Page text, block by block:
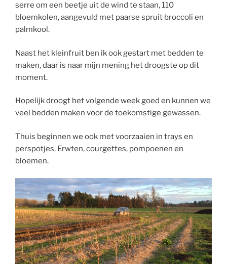
serre om een beetje uit de wind te staan, 110
bloemkolen, aangevuld met paarse spruit broccoli en
palmkool.
Naast het kleinfruit ben ik ook gestart met bedden te
maken, daar is naar mijn mening het droogste op dit
moment.
Hopelijk droogt het volgende week goed en kunnen we
veel bedden maken voor de toekomstige gewassen.
Thuis beginnen we ook met voorzaaien in trays en
perspotjes, Erwten, courgettes, pompoenen en
bloemen.